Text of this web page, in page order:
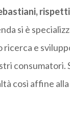
si è
e
consumatori.
così affine